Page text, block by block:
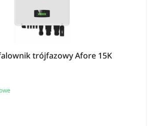
trójfazowy Afore 15K